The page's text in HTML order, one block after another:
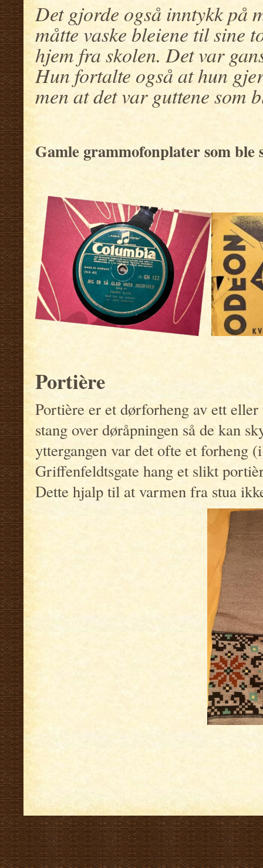
Det gjorde også inntykk på
måtte vaske bleiene til sine
hjem fra skolen. Det var
Hun fortalte også at hun
men at det var guttene som
Gamle grammofonplater som
Portière
Portière er et dørforheng av ett
stang over døråpningen så de kan
yttergangen var det ofte et
Griffenfeldtsgate hang et slikt
Dette hjalp til at varmen fra stua